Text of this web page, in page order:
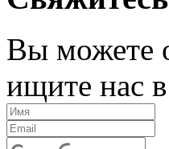
Вы можете
ищите нас